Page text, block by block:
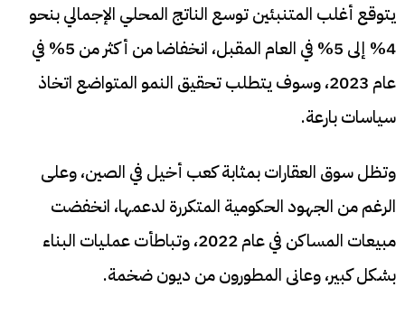
يتوقع أغلب المتنبئين توسع الناتج المحلي الإجمالي بنحو
4% إلى 5% في العام المقبل، انخفاضا من أكثر من 5% في
عام 2023، وسوف يتطلب تحقيق النمو المتواضع اتخاذ
سياسات بارعة.
وتظل سوق العقارات بمثابة كعب أخيل في الصين، وعلى
الرغم من الجهود الحكومية المتكررة لدعمها، انخفضت
مبيعات المساكن في عام 2022، وتباطأت عمليات البناء
بشكل كبير، وعانى المطورون من ديون ضخمة.